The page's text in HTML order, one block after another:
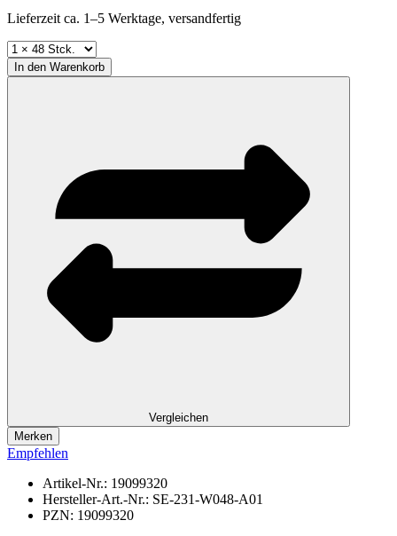
Lieferzeit ca. 1–5 Werktage, versandfertig
In den Warenkorb
Vergleichen
Merken
Empfehlen
Artikel-Nr.: 19099320
Hersteller-Art.-Nr.: SE-231-W048-A01
PZN: 19099320